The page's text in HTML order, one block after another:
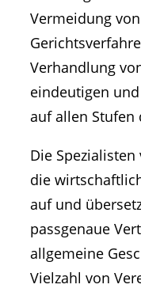
Vermeidung
Verhandlung
eindeutigen
auf allen Stufen
Die
die
auf und
passgenaue
allgemeine
Vielzahl von